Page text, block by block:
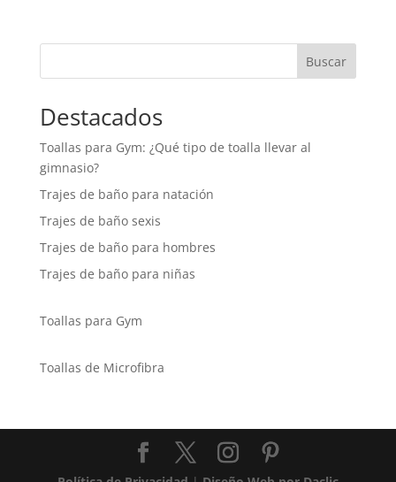
Buscar
Destacados
Toallas para Gym: ¿Qué tipo de toalla llevar al
gimnasio?
Trajes de baño para natación
Trajes de baño sexis
Trajes de baño para hombres
Trajes de baño para niñas
Toallas para Gym
Toallas de Microfibra